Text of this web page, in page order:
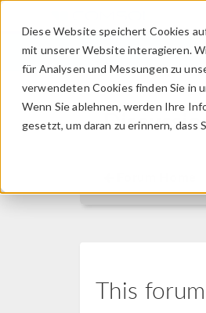
Diese Website speichert Cookies
mit unserer Website interagieren.
für Analysen und Messungen zu
verwendeten Cookies finden Sie in
Wenn Sie ablehnen, werden Ihre
gesetzt, um daran zu erinnern,
This